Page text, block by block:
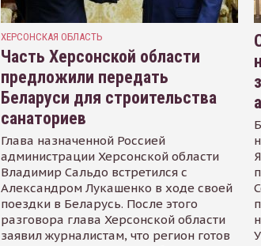
ХЕРСОНСКАЯ ОБЛАСТЬ
Часть Херсонской области
предложили передать
Беларуси для строительства
санаториев
Глава назначенной Россией
администрации Херсонской области
Владимир Сальдо встретился с
Александром Лукашенко в ходе своей
поездки в Беларусь. После этого
разговора глава Херсонской области
заявил журналистам, что регион готов